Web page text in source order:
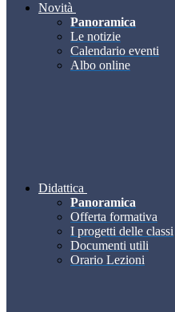
Novità
Panoramica
Le notizie
Calendario eventi
Albo online
Didattica
Panoramica
Offerta formativa
I progetti delle classi
Documenti utili
Orario Lezioni